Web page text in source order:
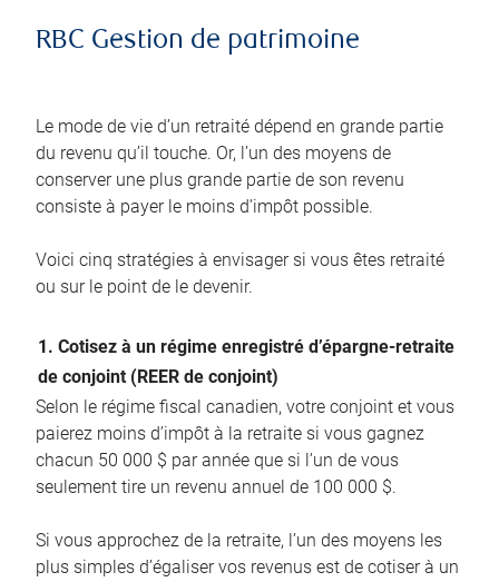
RBC Gestion de patrimoine
Le mode de vie d’un retraité dépend en grande partie
du revenu qu’il touche. Or, l’un des moyens de
conserver une plus grande partie de son revenu
consiste à payer le moins d’impôt possible.
Voici cinq stratégies à envisager si vous êtes retraité
ou sur le point de le devenir.
1. Cotisez à un régime enregistré d’épargne-retraite
de conjoint (REER de conjoint)
Selon le régime fiscal canadien, votre conjoint et vous
paierez moins d’impôt à la retraite si vous gagnez
chacun 50 000 $ par année que si l’un de vous
seulement tire un revenu annuel de 100 000 $.
Si vous approchez de la retraite, l’un des moyens les
plus simples d’égaliser vos revenus est de cotiser à un